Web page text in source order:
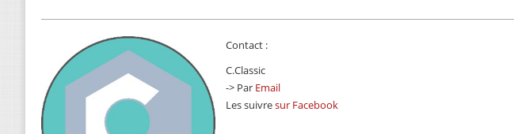
Contact :
C.Classic
-> Par Email
Les suivresur Facebook